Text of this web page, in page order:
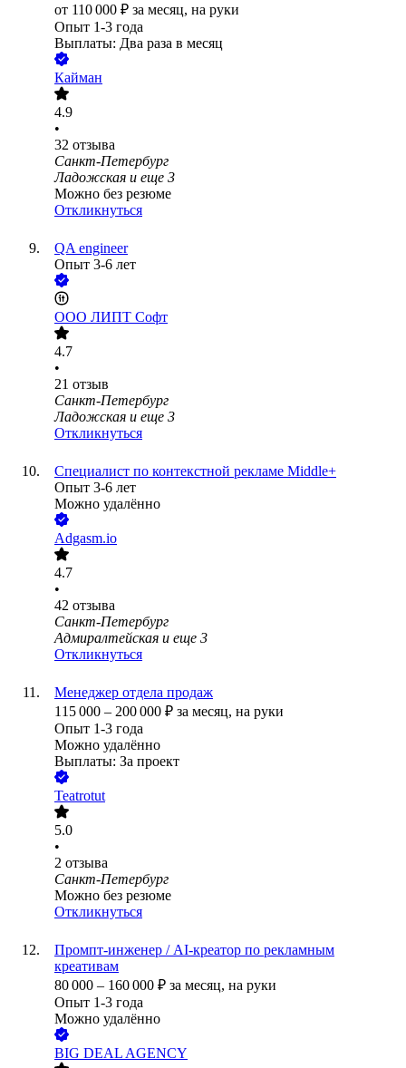
от 110 000 ₽ за месяц, на руки
Опыт 1-3 года
Выплаты: Два раза в месяц
Кайман
4.9
•
32 отзыва
Санкт-Петербург
Ладожская и еще 3
Можно без резюме
Откликнуться
QA engineer
Опыт 3-6 лет
ООО ЛИПТ Софт
4.7
•
21 отзыв
Санкт-Петербург
Ладожская и еще 3
Откликнуться
Специалист по контекстной рекламе Middle+
Опыт 3-6 лет
Можно удалённо
Adgasm.io
4.7
•
42 отзыва
Санкт-Петербург
Адмиралтейская и еще 3
Откликнуться
Менеджер отдела продаж
115 000 – 200 000 ₽ за месяц, на руки
Опыт 1-3 года
Можно удалённо
Выплаты: За проект
Teatrotut
5.0
•
2 отзыва
Санкт-Петербург
Можно без резюме
Откликнуться
Промпт-инженер / AI-креатор по рекламным
креативам
80 000 – 160 000 ₽ за месяц, на руки
Опыт 1-3 года
Можно удалённо
BIG DEAL AGENCY